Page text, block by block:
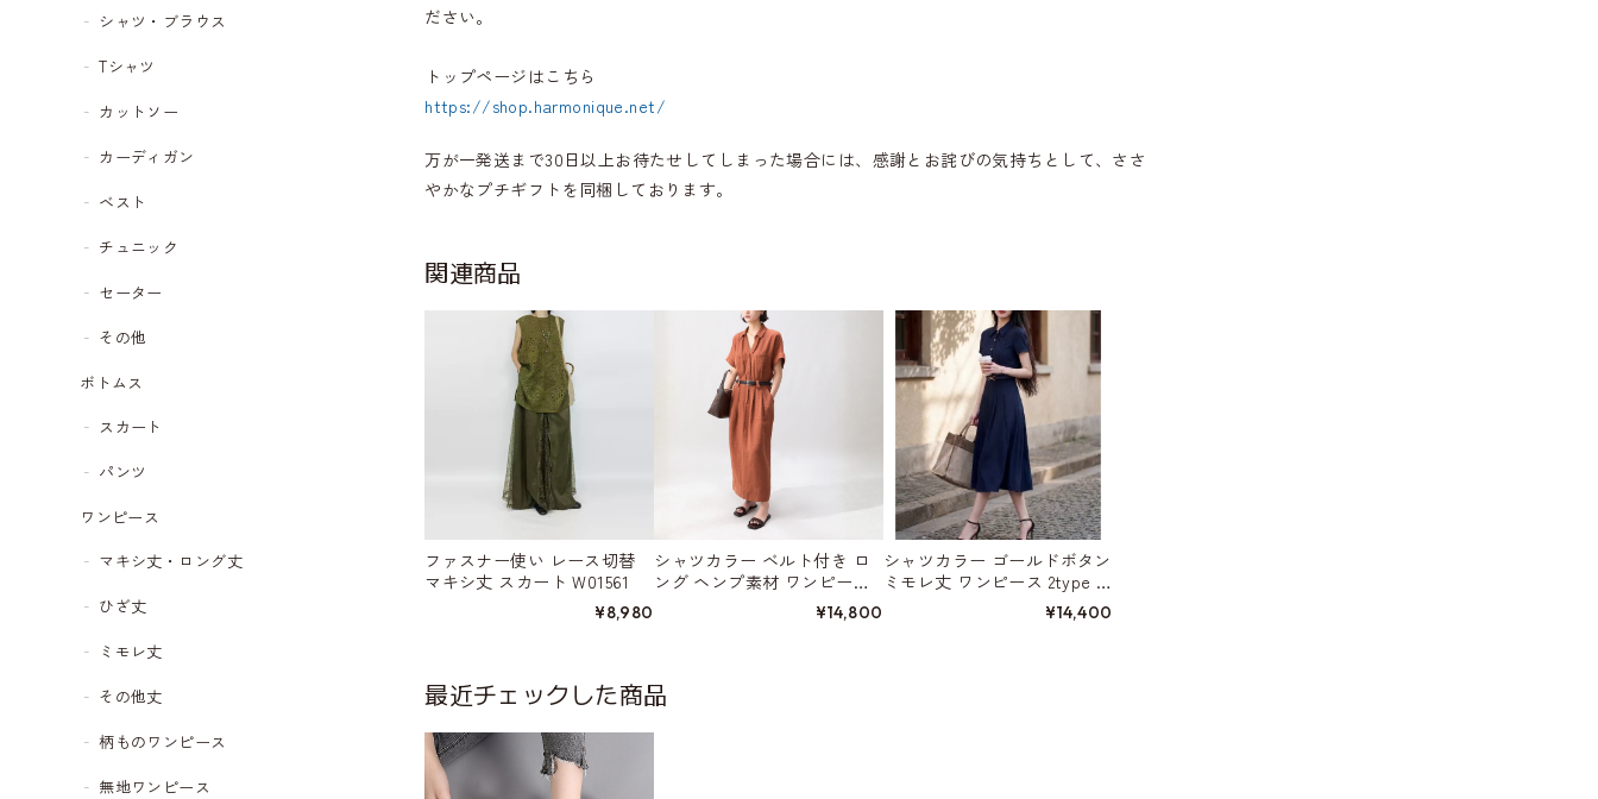
シャツ・ブラウス
Tシャツ
カットソー
カーディガン
ベスト
チュニック
セーター
その他
ボトムス
スカート
パンツ
ワンピース
マキシ丈・ロング丈
ひざ丈
ミモレ丈
その他丈
柄ものワンピース
無地ワンピース
ださい。
トップページはこちら
https://shop.harmonique.net/
万が一発送まで30日以上お待たせしてしまった場合には、感謝とお詫びの気持ちとして、ささ
やかなプチギフトを同梱しております。
関連商品
ファスナー使い レース切替
マキシ丈 スカート W01561
¥8,980
シャツカラー ベルト付き ロ
ング ヘンプ素材 ワンピース
¥14,800
シャツカラー ゴールドボタン
ミモレ丈 ワンピース 2type W
¥14,400
最近チェックした商品